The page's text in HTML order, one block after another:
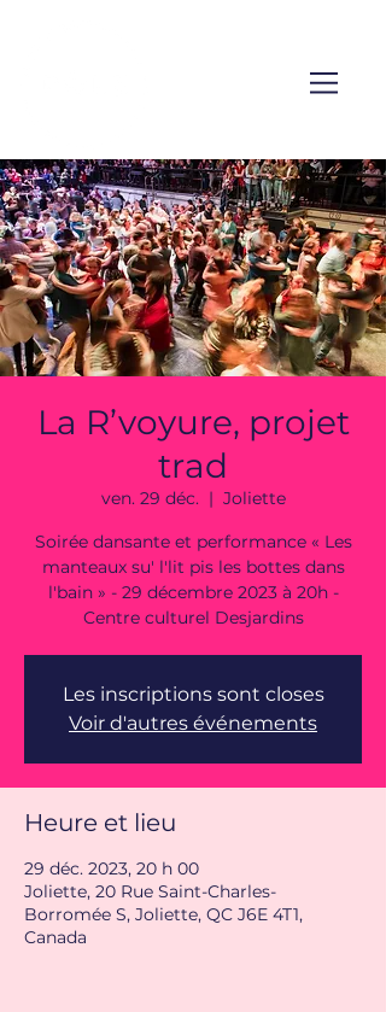
La R’voyure, projet
trad
ven. 29 déc.
  |
Joliette
Soirée dansante et performance « Les
manteaux su' l'lit pis les bottes dans
l'bain » - 29 décembre 2023 à 20h -
Centre culturel Desjardins
Les inscriptions sont closes
Voir d'autres événements
Heure et lieu
29 déc. 2023, 20 h 00
Joliette, 20 Rue Saint-Charles-
Borromée S, Joliette, QC J6E 4T1,
Canada